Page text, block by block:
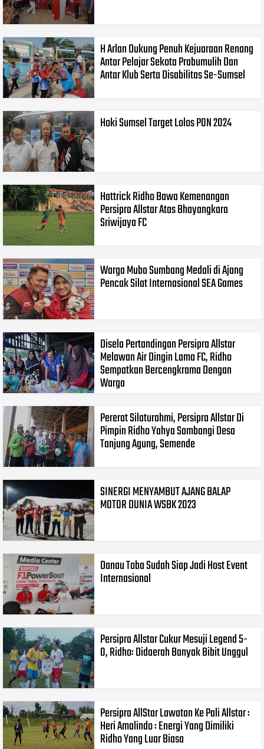
H Arlan Dukung Penuh Kejuaraan Renang
Antar Pelajar Sekota Prabumulih Dan
Antar Klub Serta Disabilitas Se-Sumsel
Hoki Sumsel Target Lolos PON 2024
Hattrick Ridho Bawa Kemenangan
Persipra Allstar Atas Bhayangkara
Sriwijaya FC
Warga Muba Sumbang Medali di Ajang
Pencak Silat Internasional SEA Games
Disela Pertandingan Persipra Allstar
Melawan Air Dingin Lama FC, Ridho
Sempatkan Bercengkrama Dengan
Warga
Pererat Silaturahmi, Persipra Allstar Di
Pimpin Ridho Yahya Sambangi Desa
Tanjung Agung, Semende
SINERGI MENYAMBUT AJANG BALAP
MOTOR DUNIA WSBK 2023
Danau Toba Sudah Siap Jadi Host Event
Internasional
Persipra Allstar Cukur Mesuji Legend 5-
0, Ridho: Didaerah Banyak Bibit Unggul
Persipra AllStar Lawatan Ke Pali Allstar :
Heri Amalindo : Energi Yang Dimiliki
Ridho Yang Luar Biasa